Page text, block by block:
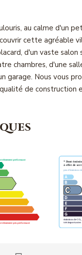
au calme d'un
cette agréable
d'un vaste
chambres, d'une
garage. Nous vous
de construction